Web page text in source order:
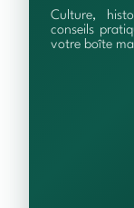
Culture,
conseils
votre boîte